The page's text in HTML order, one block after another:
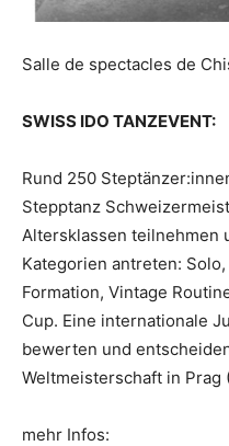
Salle de spectacles de
SWISS IDO TANZEVENT:
Rund 250
Stepptanz
Altersklassen teilnehmen
Kategorien antreten:
Formation, Vintage
Cup. Eine internationale
bewerten und
Weltmeisterschaft in Prag
mehr Infos: